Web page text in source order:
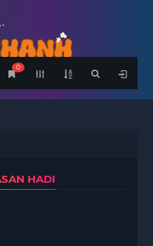
0
HADI